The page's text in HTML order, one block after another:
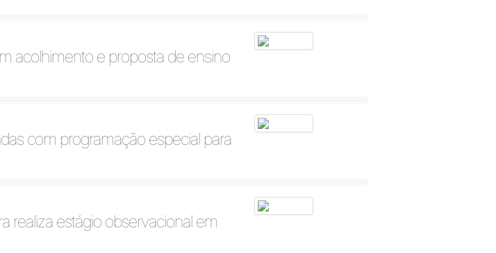
acolhimento e proposta de ensino
com programação especial para
realiza estágio observacional em